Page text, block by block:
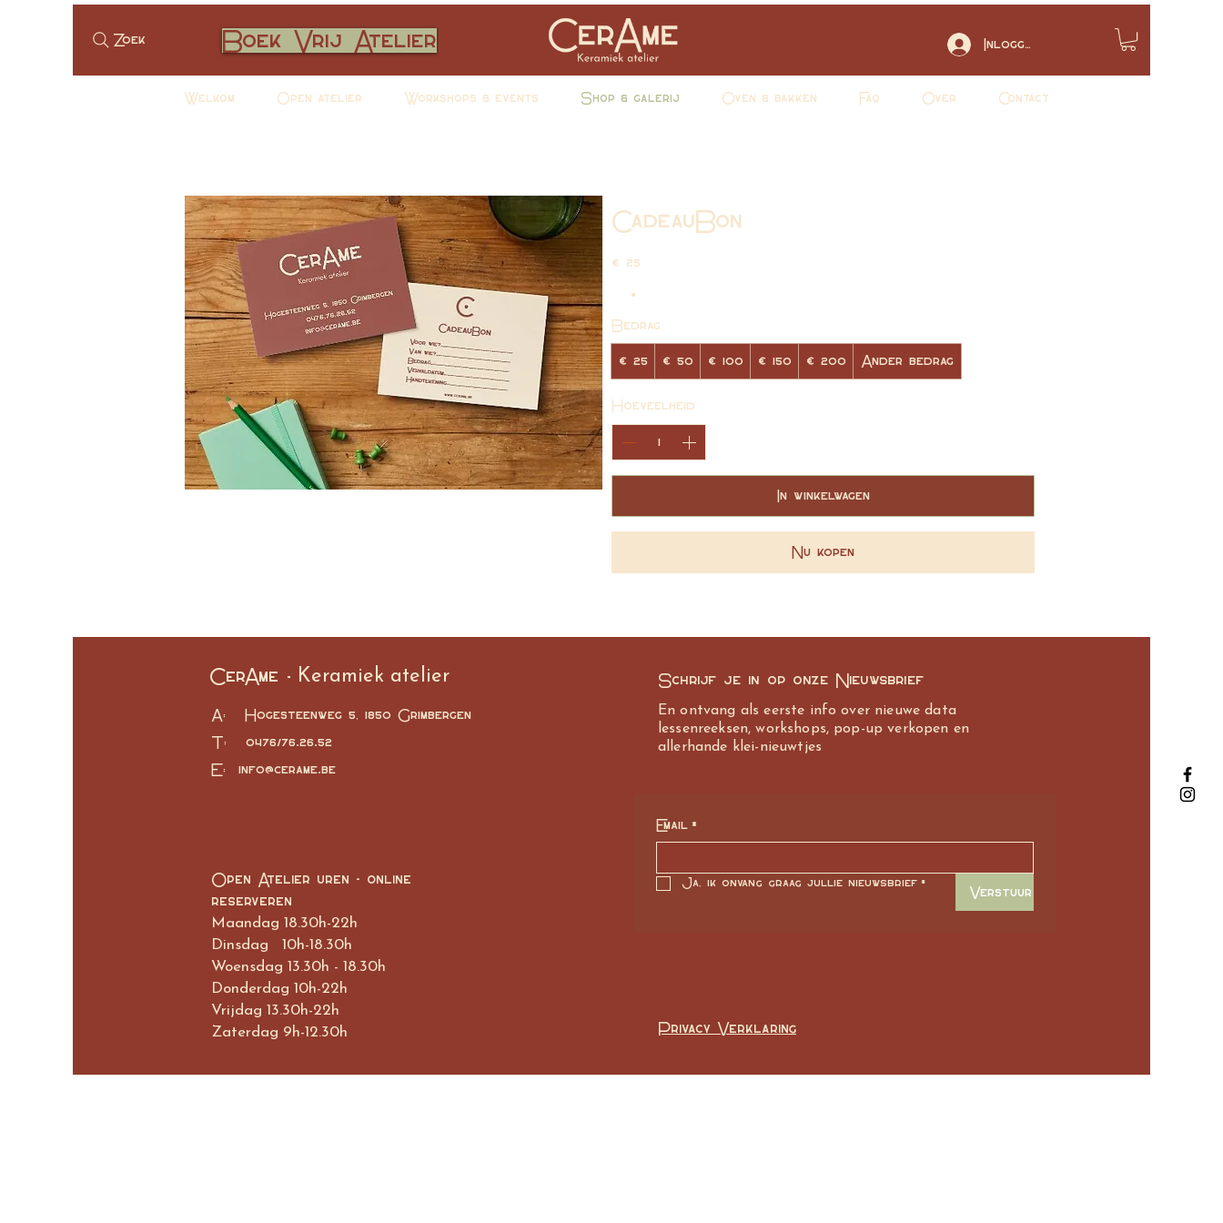
Zoek Boek Vrij Atelier Inloggen
Welkom Open atelier Workshops & events Shop & galerij Oven & bakken Faq Over Contact
CadeauBon
€ 25
Bedrag
€ 25 € 50 € 100 € 150 € 200 Ander bedrag
Hoeveelheid
In winkelwagen
Nu kopen
CerAme - Keramiek atelier Schrijf je in op onze Nieuwsbrief
A: Hogesteenweg 5, 1850 Grimbergen
T: 0476/76.26.52
E: info@cerame.be
Open Atelier uren - online
reserveren
Maandag 18.30h-22h
Dinsdag 10h-18.30h
Woensdag 13.30h - 18.30h
Donderdag 10h-22h
Vrijdag 13.30h-22h
Zaterdag 9h-12.30h
En ontvang als eerste info over nieuwe data
lessenreeksen, workshops, pop-up verkopen en
allerhande klei-nieuwtjes
Email *
Ja, ik onvang graag jullie nieuwsbrief *
Verstuur
Privacy Verklaring